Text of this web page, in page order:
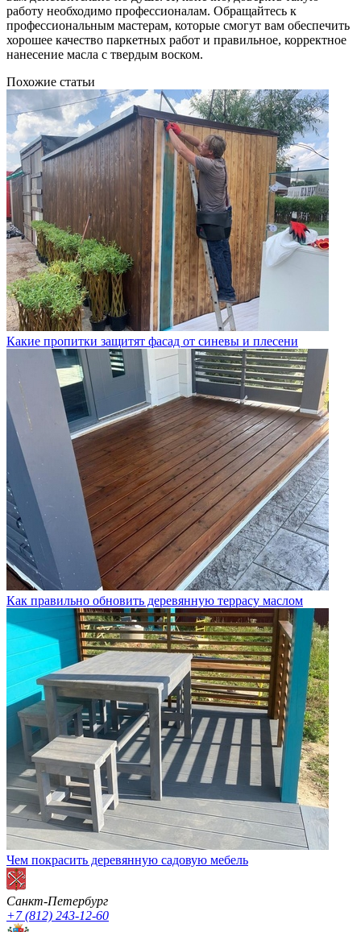
работу необходимо профессионалам. Обращайтесь к
профессиональным мастерам, которые смогут вам обеспечить
хорошее качество паркетных работ и правильное, корректное
нанесение масла с твердым воском.
Похожие статьи
Какие пропитки защитят фасад от синевы и плесени
Как правильно обновить деревянную террасу маслом
Чем покрасить деревянную садовую мебель
Санкт-Петербург
+7 (812) 243-12-60